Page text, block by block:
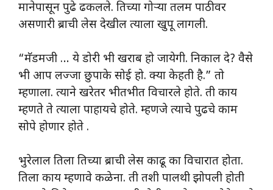
मानेपासून पुढे ढकलले. तिच्या गोऱ्या तलम पाठीवर
असणारी ब्राची लेस देखील त्याला खुपू लागली.
“मॅडमजी … ये डोरी भी खराब हो जायेगी. निकाल दे? वैसे
भी आप लज्जा छुपाके सोई हो. क्या केहती है.” तो
म्हणाला. त्याने खरेतर भीतभीत विचारले होते. ती काय
म्हणते ते त्याला पाहायचे होते. म्हणजे त्याचे पुढचे काम
सोपे होणार होते .
भुरेलाल तिला तिच्या ब्राची लेस काढू का विचारात होता.
तिला काय म्हणावे कळेना. ती तशी पालथी झोपली होती